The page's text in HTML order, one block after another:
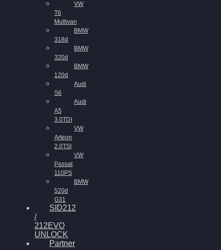
VW
T6
Multivan
BMW
318d
BMW
320d
BMW
120d
Audi
S6
Audi
A5
3.0TDI
VW
Arteon
2.0TSI
VW
Passat
110PS
BMW
520d
G31
SID212
/
212EVO
UNLOCK
Partner